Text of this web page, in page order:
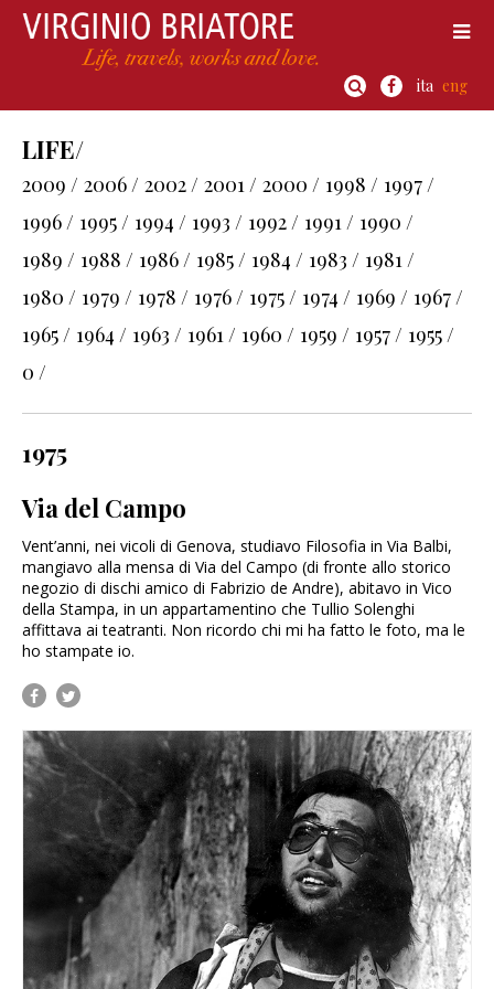
ita eng
LIFE/
2009 / 2006 / 2002 / 2001 / 2000 / 1998 / 1997 /
1996 / 1995 / 1994 / 1993 / 1992 / 1991 / 1990 /
1989 / 1988 / 1986 / 1985 / 1984 / 1983 / 1981 /
1980 / 1979 / 1978 / 1976 / 1975 / 1974 / 1969 / 1967 /
1965 / 1964 / 1963 / 1961 / 1960 / 1959 / 1957 / 1955 /
0 /
1975
Via del Campo
Vent’anni, nei vicoli di Genova, studiavo Filosofia in Via Balbi,
mangiavo alla mensa di Via del Campo (di fronte allo storico
negozio di dischi amico di Fabrizio de Andre), abitavo in Vico
della Stampa, in un appartamentino che Tullio Solenghi
affittava ai teatranti. Non ricordo chi mi ha fatto le foto, ma le
ho stampate io.